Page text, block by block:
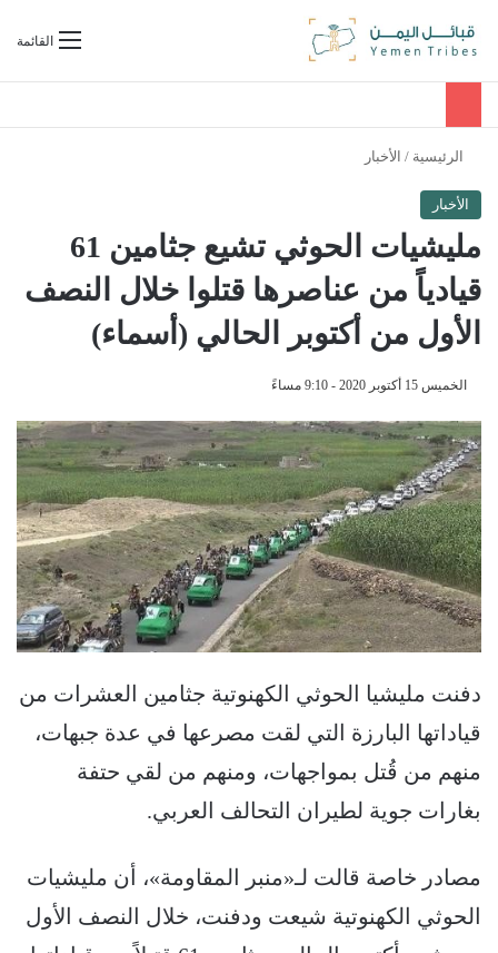
القائمةبحث عن
الرئيسية / الأخبار
الأخبار
مليشيات الحوثي تشيع جثامين 61
قيادياً من عناصرها قتلوا خلال النصف
الأول من أكتوبر الحالي (أسماء)
الخميس 15 أكتوبر 2020 - 9:10 مساءً
دفنت مليشيا الحوثي الكهنوتية جثامين العشرات من
قياداتها البارزة التي لقت مصرعها في عدة جبهات،
منهم من قُتل بمواجهات، ومنهم من لقي حتفة
بغارات جوية لطيران التحالف العربي.
مصادر خاصة قالت لـ«منبر المقاومة»، أن مليشيات
الحوثي الكهنوتية شيعت ودفنت، خلال النصف الأول